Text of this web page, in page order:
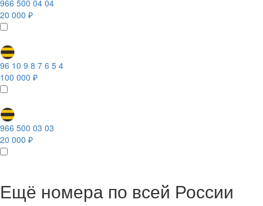
966 500 04 04
20 000 ₽
96 10 9 8 7 6 5 4
100 000 ₽
966 500 03 03
20 000 ₽
Ещё номера по всей России